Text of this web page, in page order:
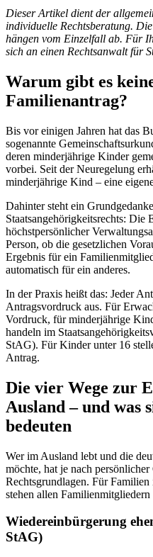
Dieser Artikel dient der
individuelle Rechtsberatung.
hängen vom Einzelfall ab. Für
sich an einen Rechtsanwalt für
Warum gibt es
Familienantrag?
Bis vor einigen Jahren hat das
sogenannte
deren minderjährige Kinder
vorbei. Seit der Neuregelung
minderjährige Kind – eine
Dahinter steht ein
Staatsangehörigkeitsrechts: Die
höchstpersönlicher
Person, ob die gesetzlichen
Ergebnis für ein
automatisch für ein anderes.
In der Praxis heißt das: Jeder
Antragsvordruck aus. Für
Vordruck, für minderjährige
handeln im
StAG). Für Kinder unter 16
Antrag.
Die vier Wege zur
Ausland – und was
bedeuten
Wer im Ausland lebt und die
möchte, hat je nach
Rechtsgrundlagen. Für
stehen allen
Wiedereinbürgerung
StAG)